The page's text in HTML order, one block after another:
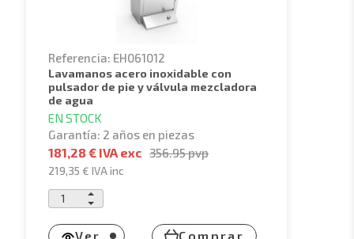
Referencia: EH061012
lavamanos acero inoxidable con
pulsador de pie y válvula mezcladora
de agua
EN STOCK
Garantía: 2 años en piezas
181,28 € IVA exc 356.95pvp
219,35 €IVA inc
Ver Comprar